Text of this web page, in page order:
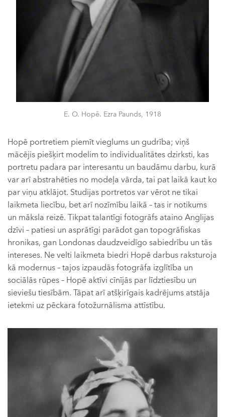
E. O. Hopē. Ezra Paunds, 1918
Hopē portretiem piemīt vieglums un gudrība; viņš
mācējis piešķirt modelim to individualitātes dzirksti, kas
portretu padara par interesantu un baudāmu darbu, kurā
var arī abstrahēties no modeļa vārda, tai pat laikā kaut ko
par viņu atklājot. Studijas portretos var vērot ne tikai
laikmeta liecību, bet arī nozīmību laikā – tas ir notikums
un māksla reizē. Tikpat talantīgi fotogrāfs ataino Anglijas
dzīvi – patiesi un asprātīgi parādot gan topogrāfiskas
hronikas, gan Londonas daudzveidīgo sabiedrību un tās
intereses. Ne velti laikmeta biedri Hopē darbus raksturoja
kā modernus – tajos izpaudās fotogrāfa izglītība un
sociālās rūpes – Hopē aktīvi cīnījās par līdztiesību un
sieviešu tiesībām. Tāpat arī atšķirīgais kadrējums atstāja
ietekmi uz pēckara fotožurnālisma attīstību.